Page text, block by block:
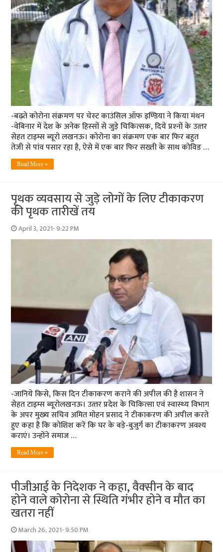
-बढ़ते कोरोना संक्रमण पर चेस्‍ट काउंसिल ऑफ इण्डिया ने किया मंथन
-वेबिनार में देश के अनेक हिस्‍सों से जुड़े चिकित्‍सक, दिये प्रश्‍नों के उत्‍तर
सेहत टाइम्‍स ब्‍यूरो लखनऊ। कोरोना का संक्रमण एक बार फिर बहुत
तेजी से पांव पसार रहा है, ऐसे में एक बार फिर सख्ती के साथ कोविड …
Read More »
पृथक व्‍यवसाय से जुड़े लोगों के लिए टीकाकरण
की पृथक तारीखें तय
April 3, 2021- 9:22 PM
-जानिये किसे, किस दिन टीकाकरण कराने की अपील की है शासन ने
सेहत टाइम्‍स ब्‍यूरोलखनऊ। उत्‍तर प्रदेश के चिकित्‍सा एवं स्‍वास्‍थ्‍य विभाग
के अपर मुख्‍य सचिव अमित मोहन प्रसाद ने टीकाकरण की अपील करते
हुए कहा है कि कोशिश करें कि घर के बड़े-बुजुर्ग का टीकाकरण अवश्य
कराएं। उन्‍होंने समाज …
Read More »
पीजीआई के निदेशक ने कहा, वैक्‍सीन के बाद
होने वाले कोरोना से स्थिति गंभीर होने व मौत का
खतरा नहीं
March 26, 2021- 9:50 PM